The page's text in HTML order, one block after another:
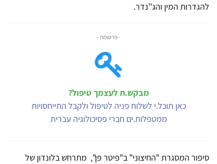
להגדרות המין והג''נדר.
- פרסומת -
מבקש.ת לעצמך טיפול?
כאן תוכל.י לשלוח פניה לטיפול ולקבל התייחסויות
ממטפלות.ים חברי פסיכולוגיה עברית
סיפור המסגרת "החיצוני" ב"פיטר פן", מתרחש בלונדון של